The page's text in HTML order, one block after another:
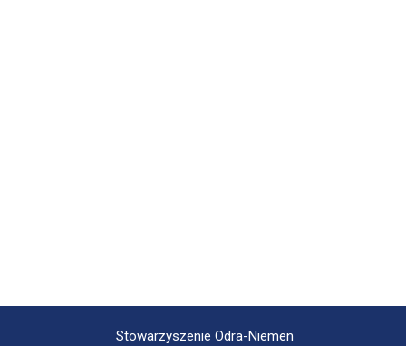
Stowarzyszenie Odra-Niemen